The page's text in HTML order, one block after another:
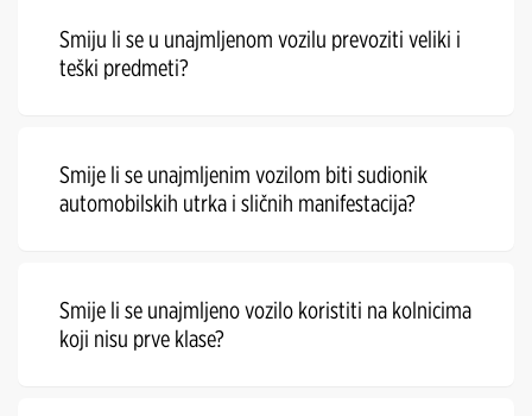
Smiju li se u unajmljenom vozilu prevoziti veliki i
teški predmeti?
Smije li se unajmljenim vozilom biti sudionik
automobilskih utrka i sličnih manifestacija?
Smije li se unajmljeno vozilo koristiti na kolnicima
koji nisu prve klase?